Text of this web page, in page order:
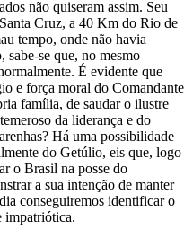
não quiseram assim. Seu
Cruz, a40 Km do Rio de
tempo, onde não havia
sabe-se que, no mesmo
É evidente que
e força moral do Comandante
família, de saudar o ilustre
da liderança edo
Há uma possibilidade
do Getúlio, eis que, logo
o Brasil na posse do
ra sua intenção de manter
conseguiremos identificaro
impatriótica.